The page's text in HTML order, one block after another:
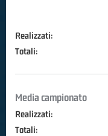
Realizzati:
Totali:
Media campionato
Realizzati:
Totali: